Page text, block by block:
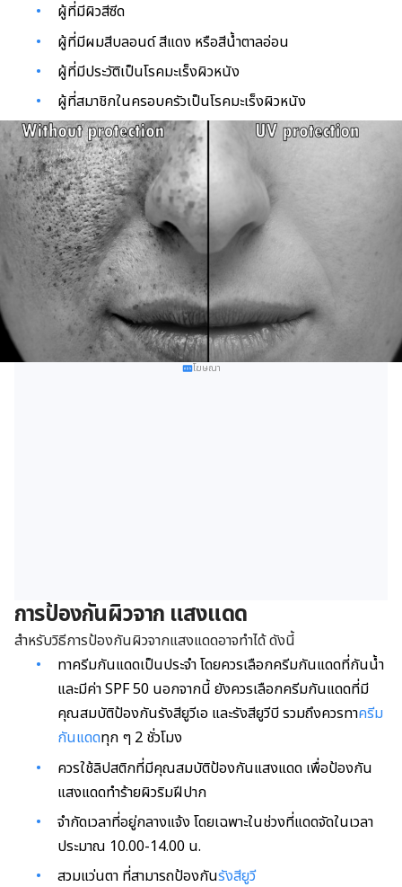
ผู้ที่มีผิวสีซีด
ผู้ที่มีผมสีบลอนด์ สีแดง หรือสีน้ำตาลอ่อน
ผู้ที่มีประวัติเป็นโรคมะเร็งผิวหนัง
ผู้ที่สมาชิกในครอบครัวเป็นโรคมะเร็งผิวหนัง
โฆษณา
การป้องกันผิวจาก แสงแดด
สำหรับวิธีการป้องกันผิวจากแสงแดดอาจทำได้ ดังนี้
ทาครีมกันแดดเป็นประจำ โดยควรเลือกครีมกันแดดที่กันน้ำ
และมีค่า SPF 50 นอกจากนี้ ยังควรเลือกครีมกันแดดที่มี
คุณสมบัติป้องกันรังสียูวีเอ และรังสียูวีบี รวมถึงควรทาครีม
กันแดดทุก ๆ 2 ชั่วโมง
ควรใช้ลิปสติกที่มีคุณสมบัติป้องกันแสงแดด เพื่อป้องกัน
แสงแดดทำร้ายผิวริมฝีปาก
จำกัดเวลาที่อยู่กลางแจ้ง โดยเฉพาะในช่วงที่แดดจัดในเวลา
ประมาณ 10.00-14.00 น.
สวมแว่นตา ที่สามารถป้องกันรังสียูวี